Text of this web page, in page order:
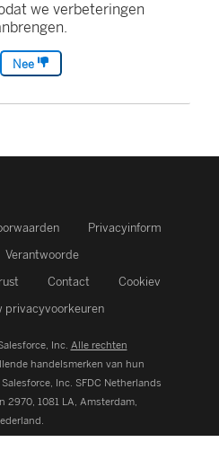
we verbeteringen
Nee
Privacyinform
Verantwoorde
Contact
Cookiev
privacyvoorkeuren
Inc. Alle rechten
handelsmerken van hun
Inc. SFDC Netherlands
2970, 1081 LA, Amsterdam,